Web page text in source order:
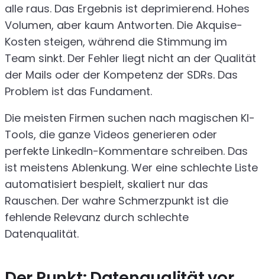
alle raus. Das Ergebnis ist deprimierend. Hohes
Volumen, aber kaum Antworten. Die Akquise-
Kosten steigen, während die Stimmung im
Team sinkt. Der Fehler liegt nicht an der Qualität
der Mails oder der Kompetenz der SDRs. Das
Problem ist das Fundament.
Die meisten Firmen suchen nach magischen KI-
Tools, die ganze Videos generieren oder
perfekte LinkedIn-Kommentare schreiben. Das
ist meistens Ablenkung. Wer eine schlechte Liste
automatisiert bespielt, skaliert nur das
Rauschen. Der wahre Schmerzpunkt ist die
fehlende Relevanz durch schlechte
Datenqualität.